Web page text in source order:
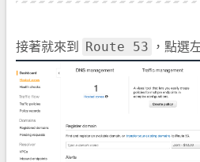
接著就來到 Route 53 ，點選